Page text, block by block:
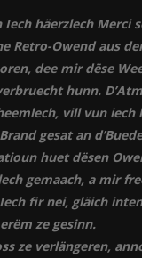
häerzlech Merci
Retro-Owend aus
dee mir dëse
hunn.
vill vun iech
gesat an
huet dësen
gemaach, a mir
fir nei, gläich
ze gesinn.
ze verlängeren,